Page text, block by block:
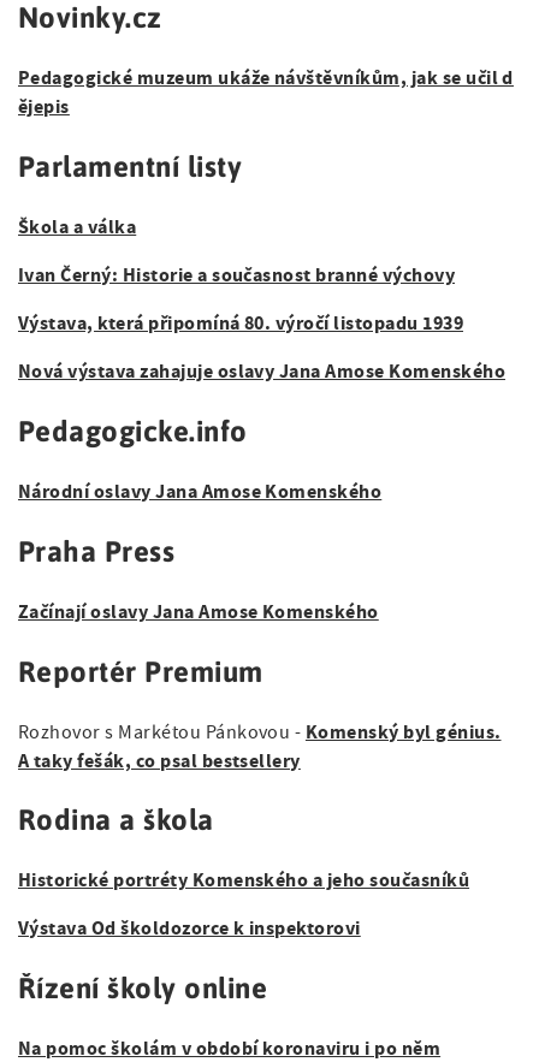
Novinky.cz
Pedagogické muzeum ukáže návštěvníkům, jak se učil d
ějepis
Parlamentní listy
Škola a válka
Ivan Černý: Historie a současnost branné výchovy
Výstava, která připomíná 80. výročí listopadu 1939
Nová výstava zahajuje oslavy Jana Amose Komenského
Pedagogicke.info
Národní oslavy Jana Amose Komenského
Praha Press
Začínají oslavy Jana Amose Komenského
Reportér Premium
Rozhovor s Markétou Pánkovou - Komenský byl génius.
A taky fešák, co psal bestsellery
Rodina a škola
Historické portréty Komenského a jeho současníků
Výstava Od školdozorce k inspektorovi
Řízení školy online
Na pomoc školám v období koronaviru i po něm